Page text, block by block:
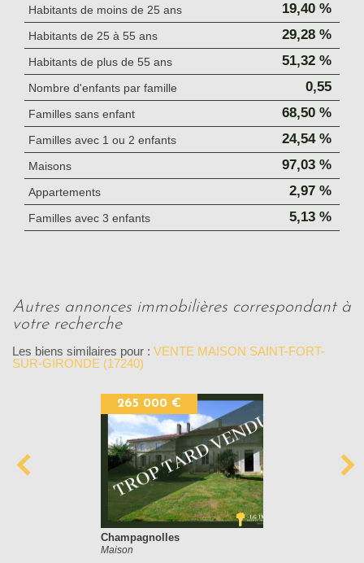
Habitants de moins de 25 ans 19,40 %
Habitants de 25 à 55 ans 29,28 %
Habitants de plus de 55 ans 51,32 %
Nombre d'enfants par famille 0,55
Familles sans enfant 68,50 %
Familles avec 1 ou 2 enfants 24,54 %
Maisons 97,03 %
Appartements 2,97 %
Familles avec 3 enfants 5,13 %
autres annonces immobilières correspondant à
votre recherche
Les biens similaires pour : VENTE MAISON SAINT-FORT-
SUR-GIRONDE (17240)
265 000 €
Champagnolles
Maison